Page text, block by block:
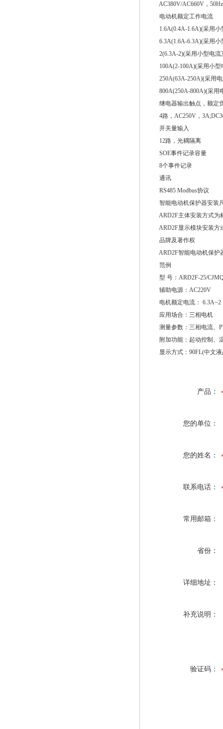
AC380V/AC660V，50Hz
电动机额定工作电流
1.6A(0.4A-1.6A)(采用小
6.3A(1.6A-6.3A)(采用小
2(6.3A-2)(采用小型电流
100A(2-100A)(采用小型
250A(63A-250A)(采用电
800A(250A-800A)(采用
继电器输出触点，额定
4路，AC250V，
开关量输入
12路，光耦隔离
SOE事件记录容量
8个事件记录
通讯
RS485 Modbus协议
智能电动机保护器安装
ARD2F主体安装方式为
ARD2F显示模块安装方式
品牌及著作权
ARD2F智能电动机保护器
范例
型 号：ARD2F-25/
辅助电源：AC220V
电机额定电流： 6.3A~2
应用场合：三相电机
测量参数：三相电流、
附加功能：起动控制、温
显示方式：90FL(中文液
产品：
您的单位：
您的姓名：
联系电话：
常用邮箱：
省份：
详细地址：
补充说明：
验证码：